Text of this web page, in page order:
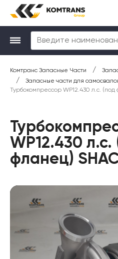
Комтранс Запасные Части /
/ Запасные части для
Турбокомпрессор WP12.430 л.с. (под
WP12.430 л.с.
фланец)